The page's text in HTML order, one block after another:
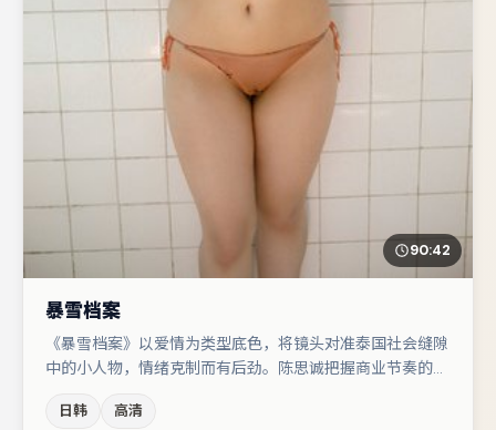
90:42
暴雪档案
《暴雪档案》以爱情为类型底色，将镜头对准泰国社会缝隙
中的小人物，情绪克制而有后劲。陈思诚把握商业节奏的同
中承担叙事驱动，张颂文、文淇分别提供反差与喜剧/悬疑
日韩 高清